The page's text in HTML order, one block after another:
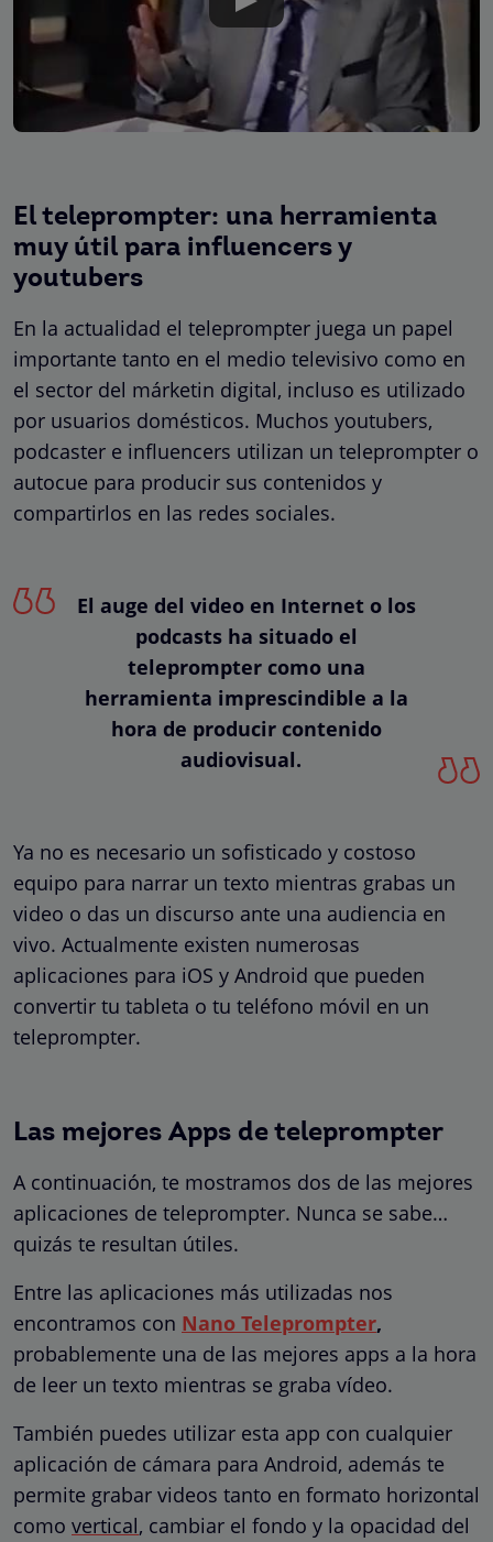
El teleprompter: una herramienta
muy útil para influencers y
youtubers
En la actualidad el teleprompter juega un papel
importante tanto en el medio televisivo como en
el sector del márketin digital, incluso es utilizado
por usuarios domésticos. Muchos youtubers,
podcaster e influencers utilizan un teleprompter o
autocue para producir sus contenidos y
compartirlos en las redes sociales.
El auge del video en Internet o los
podcasts ha situado el
teleprompter como una
herramienta imprescindible a la
hora de producir contenido
audiovisual.
Ya no es necesario un sofisticado y costoso
equipo para narrar un texto mientras grabas un
video o das un discurso ante una audiencia en
vivo. Actualmente existen numerosas
aplicaciones para iOS y Android que pueden
convertir tu tableta o tu teléfono móvil en un
teleprompter.
Las mejores Apps de teleprompter
A continuación, te mostramos dos de las mejores
aplicaciones de teleprompter. Nunca se sabe…
quizás te resultan útiles.
Entre las aplicaciones más utilizadas nos
encontramos con Nano Teleprompter,
probablemente una de las mejores apps a la hora
de leer un texto mientras se graba vídeo.
También puedes utilizar esta app con cualquier
aplicación de cámara para Android, además te
permite grabar videos tanto en formato horizontal
como vertical, cambiar el fondo y la opacidad del